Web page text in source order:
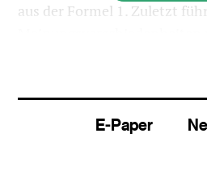
aus der Formel 1. Zuletzt
«Ich kann bestätigen, dass
von Optionen schauen,
E-Paper